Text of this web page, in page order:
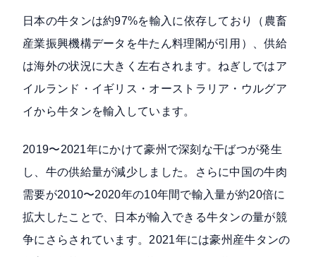
日本の牛タンは約97%を輸入に依存しており（農畜
産業振興機構データを牛たん料理閣が引用 ）、供給
は海外の状況に大きく左右されます。ねぎしではア
イルランド・イギリス・オーストラリア・ウルグア
イから牛タンを輸入しています。
2019〜2021年にかけて豪州で深刻な干ばつが発生
し、牛の供給量が減少しました。さらに中国の牛肉
需要が2010〜2020年の10年間で輸入量が約20倍に
拡大したことで、日本が輸入できる牛タンの量が競
争にさらされています。2021年には豪州産牛タンの